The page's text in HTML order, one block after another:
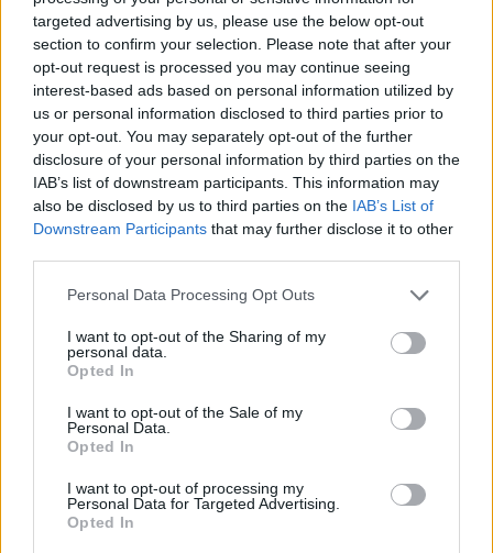
targeted advertising by us, please use the below opt-out
section to confirm your selection. Please note that after your
opt-out request is processed you may continue seeing
interest-based ads based on personal information utilized by
us or personal information disclosed to third parties prior to
your opt-out. You may separately opt-out of the further
disclosure of your personal information by third parties on the
IAB’s list of downstream participants. This information may
also be disclosed by us to third parties on the IAB’s List of
Downstream Participants that may further disclose it to other
Please note that this website/app uses one or more Google
not limited to your visit or usage behaviour. You may click to
grant or deny consent to Google and its third-party tags to
use your data for below specified purposes in below Google
consent section.
Personal Data Processing Opt Outs
I want to opt-out of the Sharing of my
personal data.
Opted In
I want to opt-out of the Sale of my
Personal Data.
Opted In
I want to opt-out of processing my
Personal Data for Targeted Advertising.
Opted In
el novemberre (és tolták emiatt arrébb az idényt lezáró
Portimao–Valencia párost).
Balogh Tamás
11 napja
Amikor egy pálya egy másik ország F1-es
nagydíját rendezte